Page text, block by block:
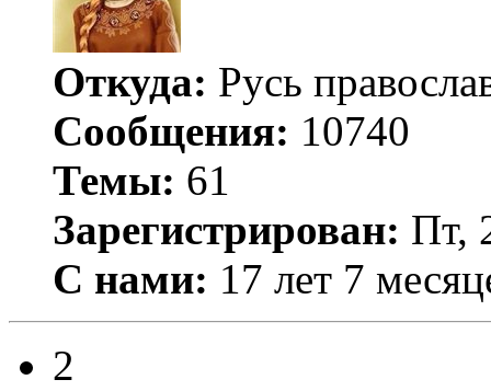
Откуда: Русь
Сообщения: 10740
Темы: 61
Зарегистрирован: Пт,
С нами: 17 лет 7
2